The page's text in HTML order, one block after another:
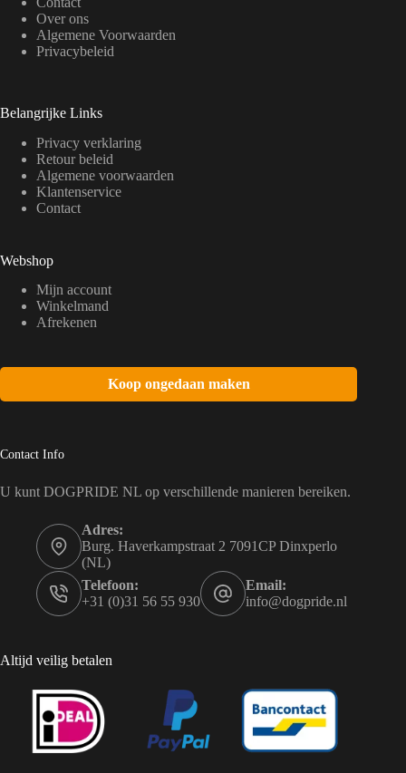
Over ons
Algemene Voorwaarden
Privacybeleid
Belangrijke Links
Privacy verklaring
Retour beleid
Algemene voorwaarden
Klantenservice
Contact
Webshop
Mijn account
Winkelmand
Afrekenen
Koop ongedaan maken
Contact Info
U kunt DOGPRIDE NL op verschillende manieren bereiken.
Adres:
Burg. Haverkampstraat 2 7091CP Dinxperlo
(NL)
Telefoon:
+31 (0)31 56 55 930
Email:
info@dogpride.nl
Altijd veilig betalen